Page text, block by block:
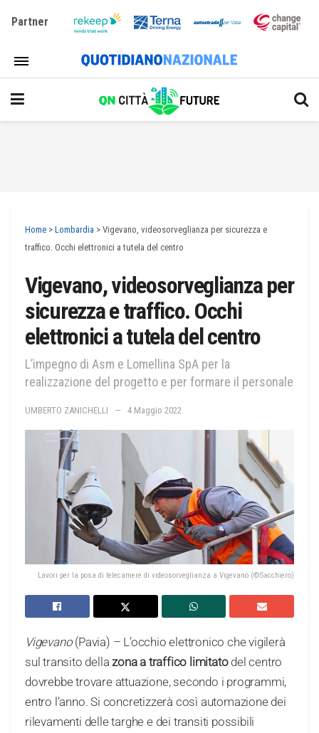
Partner
Home > Lombardia > Vigevano, videosorveglianza per sicurezza e
traffico. Occhi elettronici a tutela del centro
Vigevano, videosorveglianza per
sicurezza e traffico. Occhi
elettronici a tutela del centro
L’impegno di Asm e Lomellina SpA per la
realizzazione del progetto e per formare il personale
UMBERTO ZANICHELLI 4 Maggio 2022
Lavori per la posa di telecamere di videosorveglianza a Vigevano (©Sacchiero)
Vigevano(Pavia) – L’occhio elettronico che vigilerà
sul transito della zona a traffico limitatodel centro
dovrebbe trovare attuazione, secondo i programmi,
entro l’anno. Si concretizzerà così automazione dei
rilevamenti delle targhe e dei transiti possibili